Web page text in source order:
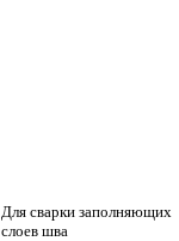
Для сварки заполняющих
слоев шва